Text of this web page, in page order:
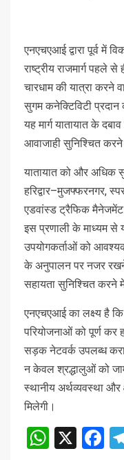
एनएचएआई द्वारा पूर्व में
राष्ट्रीय राजमार्ग पहले
चारधाम की यात्रा करने
सुगम कनेक्टिविटी
यह मार्ग यातायात के
आवाजाही सुनिश्चित करने
यातायात को और अधिक
हरिद्वार–मुजफ्फरनगर, स्पर
एडवांस्ड ट्रैफिक मैनेजमेंट
इस प्रणाली के माध्यम से
उपयोगकर्ताओं को
के अनुपालन पर नजर रखने
सहायता सुनिश्चित करने
एनएचएआई का लक्ष्य है
परियोजनाओं को पूर्ण कर
सड़क नेटवर्क उपलब्ध
न केवल श्रद्धालुओं को जाम
स्थानीय अर्थव्यवस्था और
मिलेगी।
X